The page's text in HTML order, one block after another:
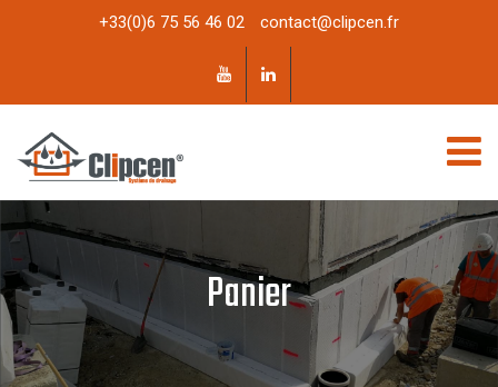
+33(0)6 75 56 46 02 contact@clipcen.fr
Panier